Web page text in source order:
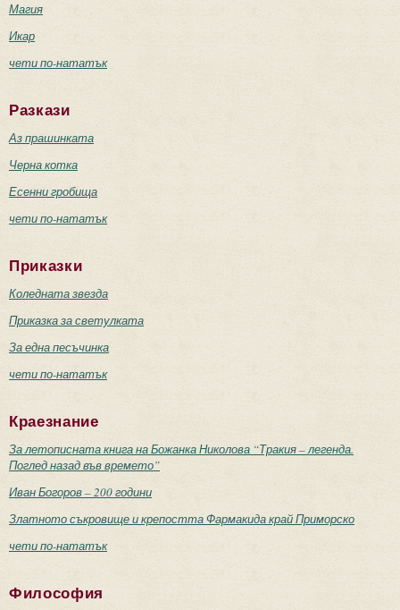
Магия
Икар
чети по-нататък
Разкази
Аз прашинката
Черна котка
Есенни гробища
чети по-нататък
Приказки
Коледната звезда
Приказка за светулката
За една песъчинка
чети по-нататък
Краезнание
За летописната книга на Божанка Николова “Тракия – легенда.
Поглед назад във времето”
Иван Богоров – 200 години
Златното съкровище и крепостта Фармакида край Приморско
чети по-нататък
Философия